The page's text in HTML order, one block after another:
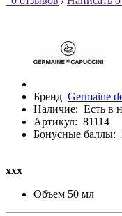
Бренд Germaine
Наличие: Есть в
Артикул: 81114
Бонусные баллы:
ххх
Объем 50 мл